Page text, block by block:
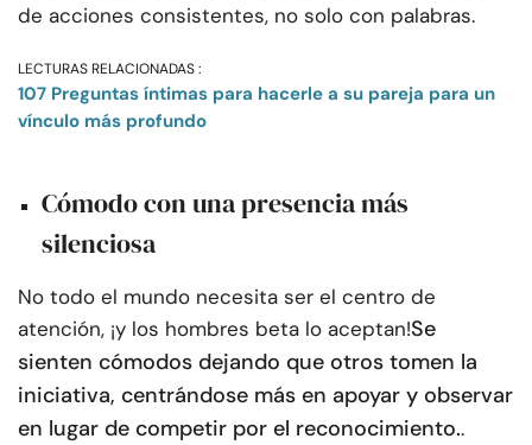
de acciones consistentes, no solo con palabras.
LECTURAS RELACIONADAS :
107 Preguntas íntimas para hacerle a su pareja para un
vínculo más profundo
Cómodo con una presencia más
silenciosa
No todo el mundo necesita ser el centro de
atención, ¡y los hombres beta lo aceptan!Se
sienten cómodos dejando que otros tomen la
iniciativa, centrándose más en apoyar y observar
en lugar de competir por el reconocimiento..